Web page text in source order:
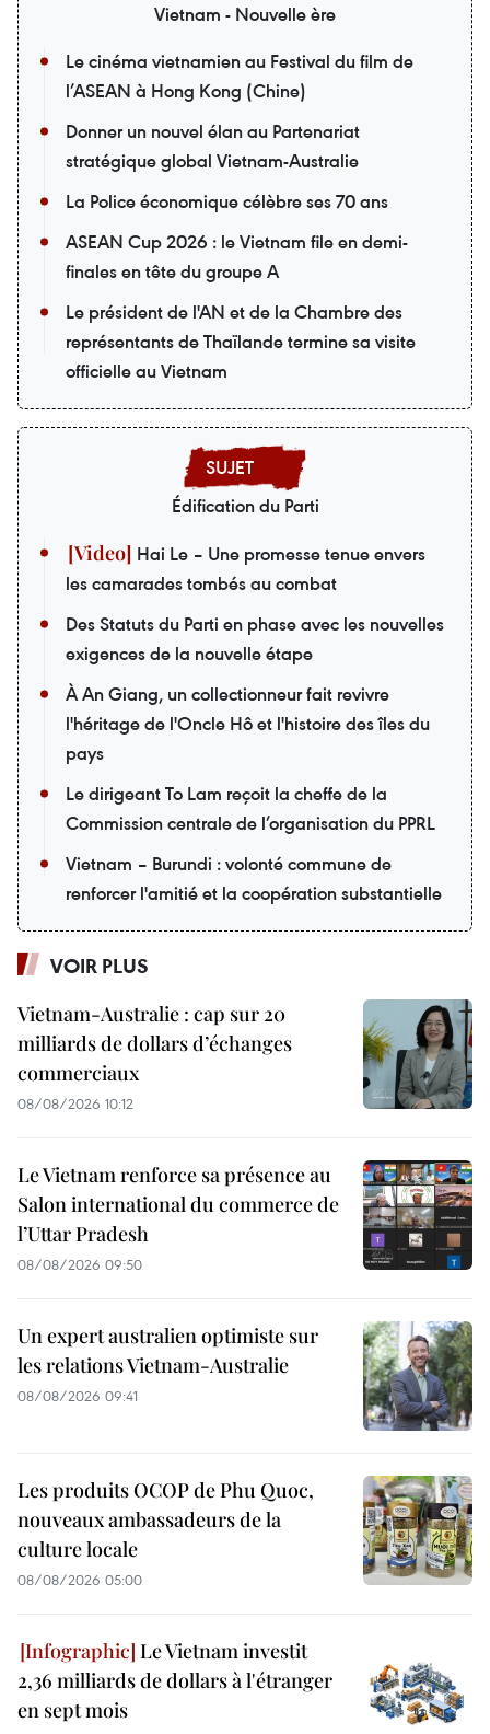
Vietnam - Nouvelle ère
Le cinéma vietnamien au Festival du film de
l’ASEAN à Hong Kong (Chine)
Donner un nouvel élan au Partenariat
stratégique global Vietnam-Australie
La Police économique célèbre ses 70 ans
ASEAN Cup 2026 : le Vietnam file en demi-
finales en tête du groupe A
Le président de l'AN et de la Chambre des
représentants de Thaïlande termine sa visite
officielle au Vietnam
Édification du Parti
Hai Le – Une promesse tenue envers
les camarades tombés au combat
Des Statuts du Parti en phase avec les nouvelles
exigences de la nouvelle étape
À An Giang, un collectionneur fait revivre
l'héritage de l'Oncle Hô et l'histoire des îles du
pays
Le dirigeant To Lam reçoit la cheffe de la
Commission centrale de l’organisation du PPRL
Vietnam – Burundi : volonté commune de
renforcer l'amitié et la coopération substantielle
VOIR PLUS
Vietnam-Australie : cap sur 20
milliards de dollars d’échanges
commerciaux
08/08/2026 10:12
Le Vietnam renforce sa présence au
Salon international du commerce de
l’Uttar Pradesh
08/08/2026 09:50
Un expert australien optimiste sur
les relations Vietnam-Australie
08/08/2026 09:41
Les produits OCOP de Phu Quoc,
nouveaux ambassadeurs de la
culture locale
08/08/2026 05:00
Le Vietnam investit
2,36 milliards de dollars à l'étranger
en sept mois